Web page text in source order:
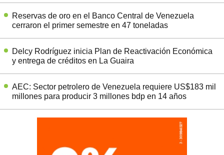
Reservas de oro en el Banco Central de Venezuela
cerraron el primer semestre en 47 toneladas
Delcy Rodríguez inicia Plan de Reactivación Económica
y entrega de créditos en La Guaira
AEC: Sector petrolero de Venezuela requiere US$183 mil
millones para producir 3 millones bdp en 14 años